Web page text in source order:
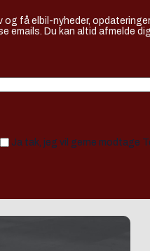
og få elbil-nyheder,
emails. Du kan altid afmelde
Ja tak, jeg vil gerne modtage